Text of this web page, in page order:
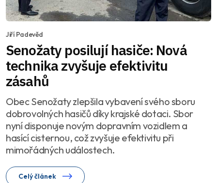
Jiří Padevěd
Senožaty posilují hasiče: Nová
technika zvyšuje efektivitu
zásahů
Obec Senožaty zlepšila vybavení svého sboru
dobrovolných hasičů díky krajské dotaci. Sbor
nyní disponuje novým dopravním vozidlem a
hasící cisternou, což zvyšuje efektivitu při
mimořádných událostech.
Celý článek